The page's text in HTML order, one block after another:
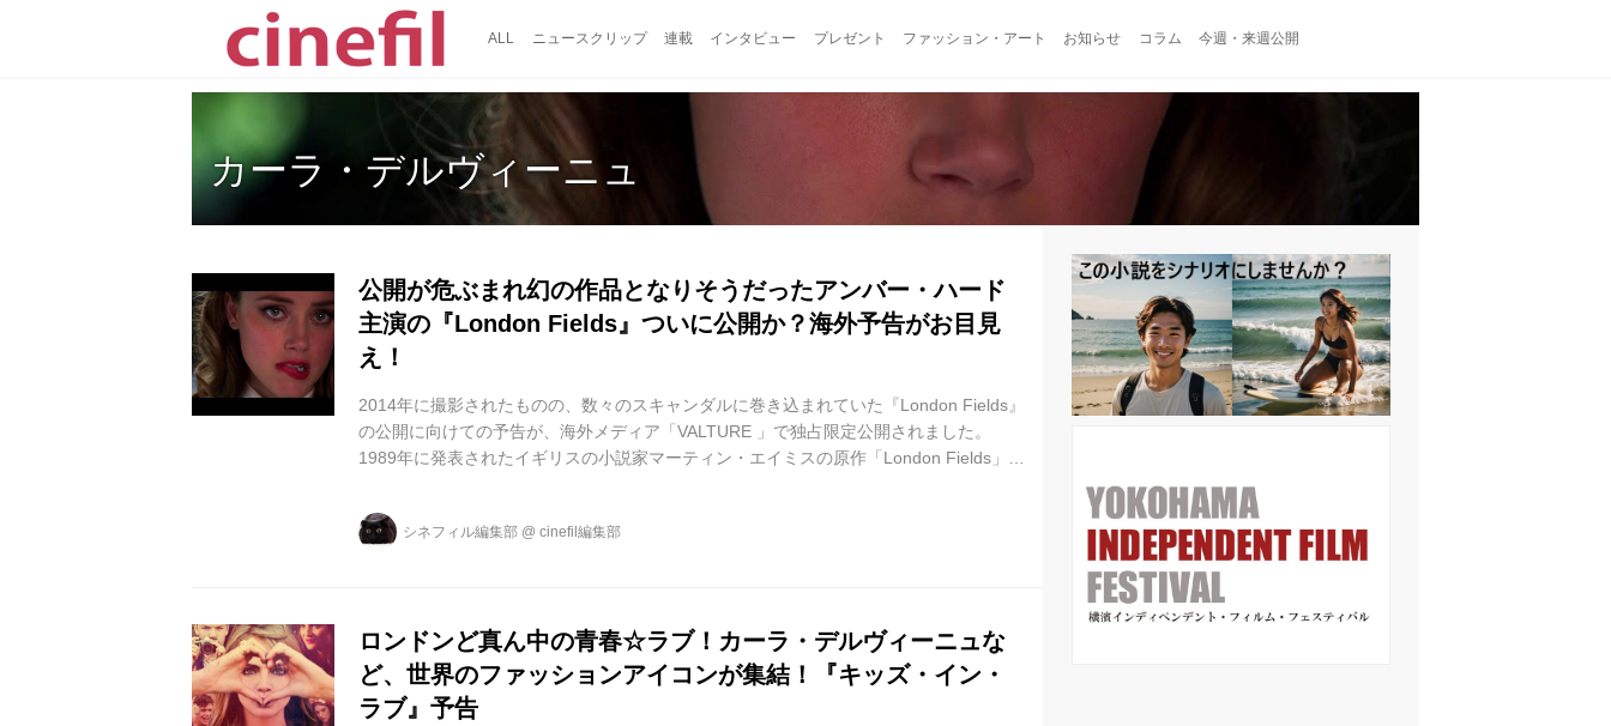
ALL ニュースクリップ 連載 インタビュー プレゼント ファッション・アート お知らせ コラム 今週・来週公開
カーラ・デルヴィーニュ
公開が危ぶまれ幻の作品となりそうだったアンバー・ハード
主演の『London Fields』ついに公開か？海外予告がお目見
え！
2014年に撮影されたものの、数々のスキャンダルに巻き込まれていた『London Fields』
の公開に向けての予告が、海外メディア「VALTURE 」で独占限定公開されました。
1989年に発表されたイギリスの小説家マーティン・エイミスの原作「London Fields」
後二転三転し、最終的に数多くのMVやコマーシャルを手がけグラミー賞やエミー賞など
を受賞しているマシュー・カレン監督の長編映画のデビュー作として製作が進められて
シネフィル編集部 @ cinefil編集部
ロンドンど真ん中の青春☆ラブ！カーラ・デルヴィーニュな
ど、世界のファッションアイコンが集結！『キッズ・イン・
ラブ』予告